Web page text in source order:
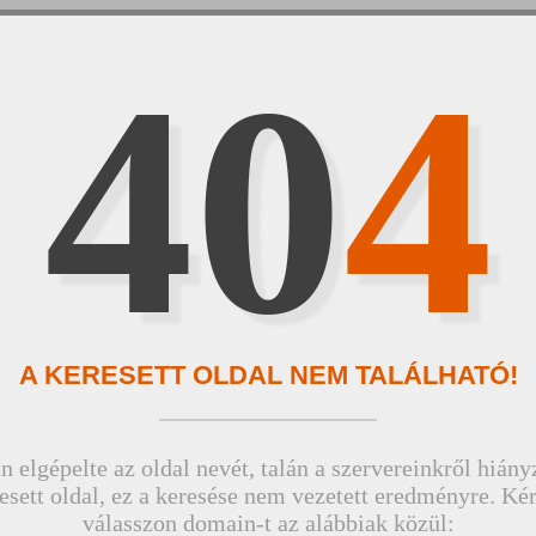
404
A KERESETT OLDAL NEM TALÁLHATÓ!
elgépelte az oldal nevét, talán a szervereinkről
oldal, ez a keresése nem vezetett eredményre.
válasszon domain-t az alábbiak közül: